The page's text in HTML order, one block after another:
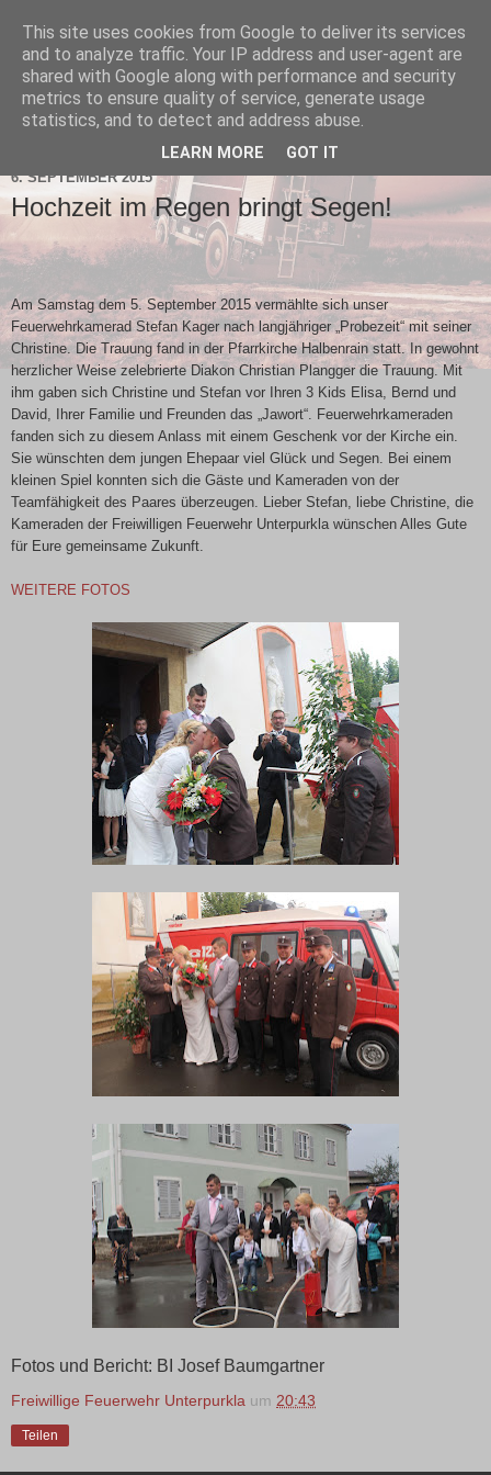
6. SEPTEMBER 2015
Hochzeit im Regen bringt Segen!
Am Samstag dem 5. September 2015 vermählte sich unser
Feuerwehrkamerad Stefan Kager nach langjähriger „Probezeit“ mit seiner
Christine. Die Trauung fand in der Pfarrkirche Halbenrain statt. In gewohnt
herzlicher Weise zelebrierte Diakon Christian Plangger die Trauung. Mit
ihm gaben sich Christine und Stefan vor Ihren 3 Kids Elisa, Bernd und
David, Ihrer Familie und Freunden das „Jawort“. Feuerwehrkameraden
fanden sich zu diesem Anlass mit einem Geschenk vor der Kirche ein.
Sie wünschten dem jungen Ehepaar viel Glück und Segen. Bei einem
kleinen Spiel konnten sich die Gäste und Kameraden von der
Teamfähigkeit des Paares überzeugen. Lieber Stefan, liebe Christine, die
Kameraden der Freiwilligen Feuerwehr Unterpurkla wünschen Alles Gute
für Eure gemeinsame Zukunft.
WEITERE FOTOS
Fotos und Bericht: BI Josef Baumgartner
Freiwillige Feuerwehr Unterpurkla um 20:43
Teilen
This site uses cookies from Google to deliver its services
and to analyze traffic. Your IP address and user-agent are
shared with Google along with performance and security
metrics to ensure quality of service, generate usage
statistics, and to detect and address abuse.
LEARN MORE GOT IT